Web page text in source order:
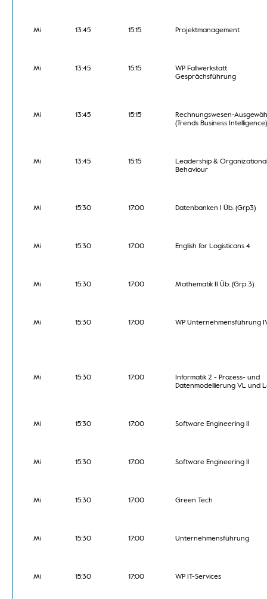
Mi 13:45 15:15 Projektmanagement
Mi 13:45 15:15
WP Fallwerkstatt
Gesprächsführung
Mi 13:45 15:15
Rechnungswesen-
(Trends Business Intelligence)
Mi 13:45 15:15
Leadership & Organizational
Behaviour
Mi 15:30 17:00 Datenbanken I Üb. (Grp3)
Mi 15:30 17:00 English for Logisticans 4
Mi 15:30 17:00 Mathematik II Üb. (Grp 3)
Mi 15:30 17:00 WP Unternehmensführung
Mi 15:30 17:00
Informatik 2 - Prozess- und
Datenmodellierung VL und
Mi 15:30 17:00 Software Engineering II
Mi 15:30 17:00 Software Engineering II
Mi 15:30 17:00 Green Tech
Mi 15:30 17:00 Unternehmensführung
Mi 15:30 17:00 WP IT-Services